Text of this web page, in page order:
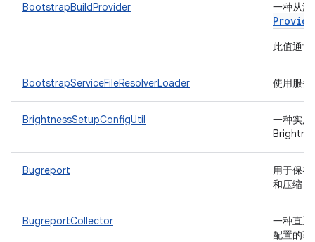
BootstrapBuildProvider 一种从
此值通
BootstrapServiceFileResolverLoader 使用服
BrightnessSetupConfigUtil
一种实用
Bugreport
用于保
和压缩
BugreportCollector
一种直通
配置的